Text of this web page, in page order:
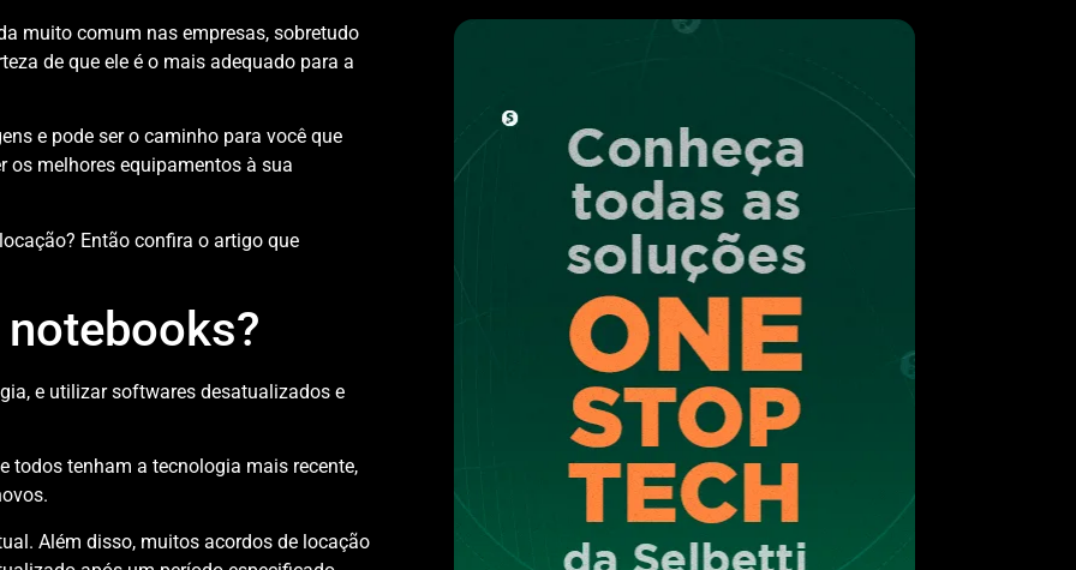
muito comum nas empresas, sobretudo
de que ele é o mais adequado para a
e pode ser o caminho para você que
os melhores equipamentos à sua
Então confira o artigo que
e utilizar softwares desatualizados e
todos tenham a tecnologia mais recente,
Além disso, muitos acordos de locação